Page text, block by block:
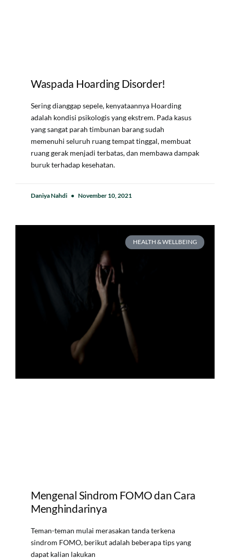
Waspada Hoarding Disorder!
Sering dianggap sepele, kenyataannya Hoarding
adalah kondisi psikologis yang ekstrem. Pada kasus
yang sangat parah timbunan barang sudah
memenuhi seluruh ruang tempat tinggal, membuat
ruang gerak menjadi terbatas, dan membawa dampak
buruk terhadap kesehatan.
Daniya Nahdi November 10, 2021
HEALTH & WELLBEING
Mengenal Sindrom FOMO dan Cara
Menghindarinya
Teman-teman mulai merasakan tanda terkena
sindrom FOMO, berikut adalah beberapa tips yang
dapat kalian lakukan